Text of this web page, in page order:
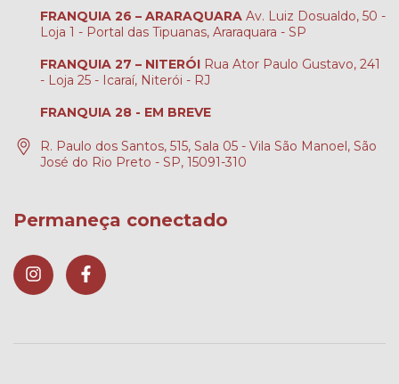
FRANQUIA 26 – ARARAQUARA Av. Luiz Dosualdo, 50 -
Loja 1 - Portal das Tipuanas, Araraquara - SP
FRANQUIA 27 – NITERÓI Rua Ator Paulo Gustavo, 241
- Loja 25 - Icaraí, Niterói - RJ
FRANQUIA 28 - EM BREVE
R. Paulo dos Santos, 515, Sala 05 - Vila São Manoel, São
José do Rio Preto - SP, 15091-310
Permaneça conectado